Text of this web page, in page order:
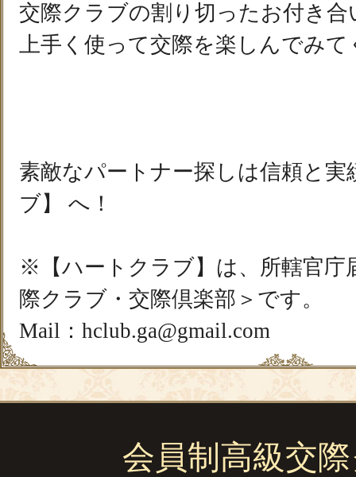
交際クラブの割り切ったお付き
上手く使って交際を楽しんでみ
素敵なパートナー探しは信頼と実
ブ】 へ！
※【ハートクラブ】は、所轄官庁
際クラブ・交際倶楽部＞です。
Mail：hclub.ga@gmail.com
会員制高級交